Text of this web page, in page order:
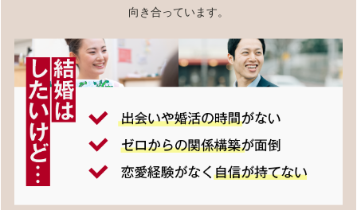
向き合っています。